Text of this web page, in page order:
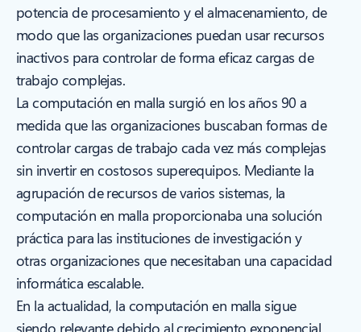
potencia de procesamiento y el almacenamiento, de
modo que las organizaciones puedan usar recursos
inactivos para controlar de forma eficaz cargas de
trabajo complejas.
La computación en malla surgió en los años 90 a
medida que las organizaciones buscaban formas de
controlar cargas de trabajo cada vez más complejas
sin invertir en costosos superequipos. Mediante la
agrupación de recursos de varios sistemas, la
computación en malla proporcionaba una solución
práctica para las instituciones de investigación y
otras organizaciones que necesitaban una capacidad
informática escalable.
En la actualidad, la computación en malla sigue
siendo relevante debido al crecimiento exponencial